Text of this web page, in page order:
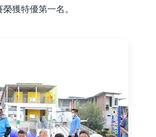
獲特優第一名。